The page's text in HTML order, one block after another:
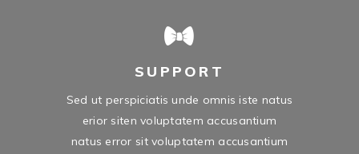
SUPPORT
Sed ut perspiciatis unde omnis iste natus
erior siten voluptatem accusantium
natus error sit voluptatem accusantium